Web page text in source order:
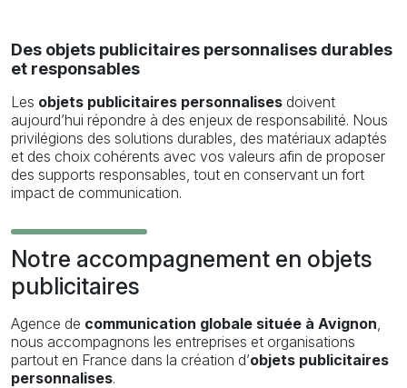
Des objets publicitaires personnalises durables
et responsables
Les objets publicitaires personnalises doivent
aujourd’hui répondre à des enjeux de responsabilité. Nous
privilégions des solutions durables, des matériaux adaptés
et des choix cohérents avec vos valeurs afin de proposer
des supports responsables, tout en conservant un fort
impact de communication.
Notre accompagnement en objets
publicitaires
Agence de communication globale située à Avignon
nous accompagnons les entreprises et organisations
partout en France dans la création d’objets publicitaires
personnalises.